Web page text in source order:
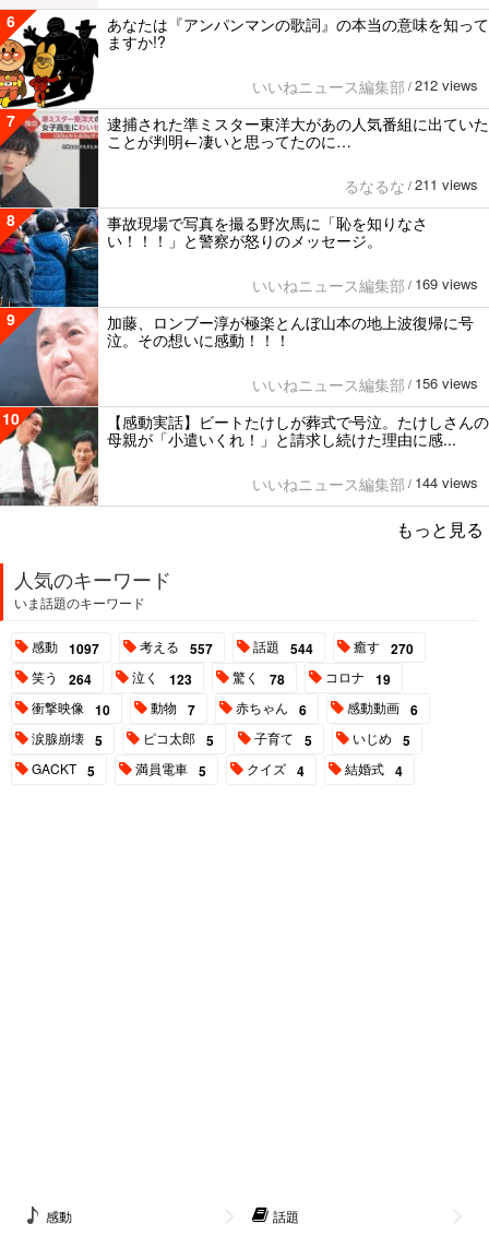
6
あなたは『アンパンマンの歌詞』の本当の意味を知って
ますか!?
いいねニュース編集部 / 212 views
7
逮捕された準ミスター東洋大があの人気番組に出ていた
ことが判明←凄いと思ってたのに…
るなるな / 211 views
8
事故現場で写真を撮る野次馬に「恥を知りなさ
い！！！」と警察が怒りのメッセージ。
いいねニュース編集部 / 169 views
9
加藤、ロンブー淳が極楽とんぼ山本の地上波復帰に号
泣。その想いに感動！！！
いいねニュース編集部 / 156 views
10
【感動実話】ビートたけしが葬式で号泣。たけしさんの
母親が「小遣いくれ！」と請求し続けた理由に感...
いいねニュース編集部 / 144 views
もっと見る
人気のキーワード
いま話題のキーワード
感動 1097 考える 557 話題 544 癒す 270
笑う 264 泣く 123 驚く 78 コロナ 19
衝撃映像 10 動物 7 赤ちゃん 6 感動動画 6
涙腺崩壊 5 ピコ太郎 5 子育て 5 いじめ 5
GACKT 5 満員電車 5 クイズ 4 結婚式 4
感動 話題